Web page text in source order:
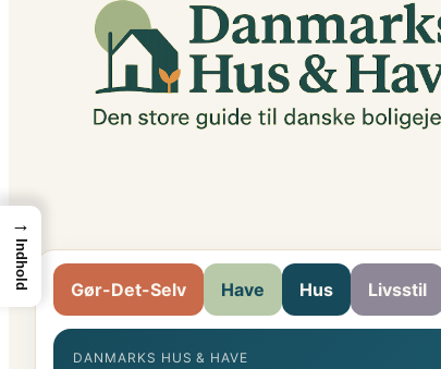
Gør-Det-Selv Have Hus Livsstil
DANMARKS HUS & HAVE
→
Indhold